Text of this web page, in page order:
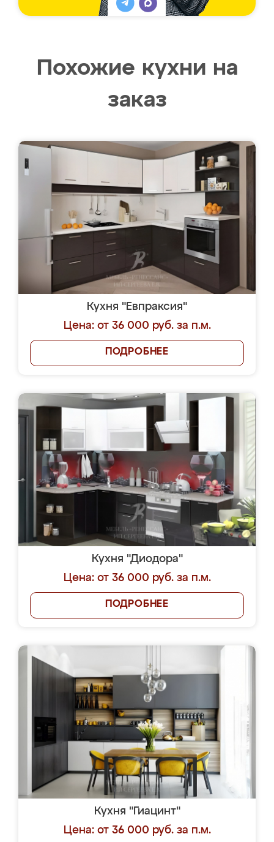
Похожие кухни на
заказ
Кухня "Евпраксия"
Цена: от 36 000 руб. за п.м.
ПОДРОБНЕЕ
Кухня "Диодора"
Цена: от 36 000 руб. за п.м.
ПОДРОБНЕЕ
Кухня "Гиацинт"
Цена: от 36 000 руб. за п.м.